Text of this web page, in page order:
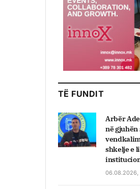
TË FUNDIT
Arbër
në gjuhën
shkelje e
06.08.2026,